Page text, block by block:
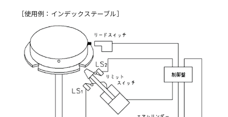
［使用例：インデックステーブル］